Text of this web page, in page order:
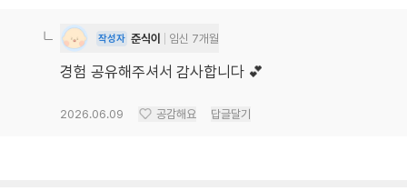
작성자 준식이 임신 7개월
경험 공유해주셔서 감사합니다 💕
2026.06.09 공감해요 답글달기